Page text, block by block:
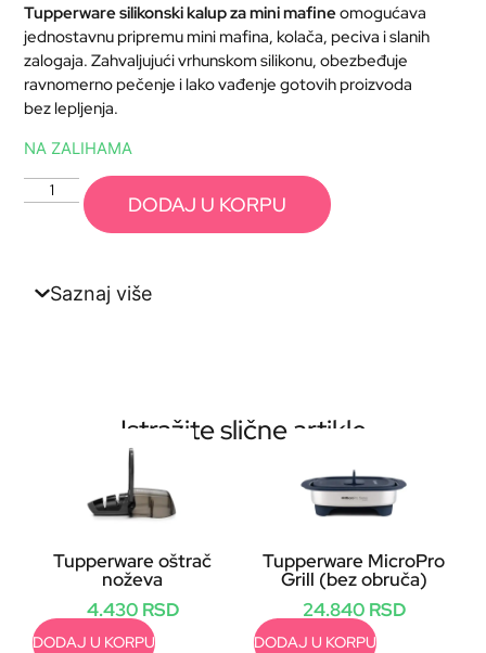
Tupperware silikonski kalup za mini mafineomogućava
jednostavnu pripremu mini mafina, kolača, peciva i slanih
zalogaja. Zahvaljujući vrhunskom silikonu, obezbeđuje
ravnomerno pečenje i lako vađenje gotovih proizvoda
bez lepljenja.
NA ZALIHAMA
DODAJ U KORPU
Saznaj više
Istražite slične artikle
Tupperware oštrač
noževa
4.430 RSD
DODAJ U KORPU
Tupperware MicroPro
Grill (bez obruča)
24.840 RSD
DODAJ U KORPU